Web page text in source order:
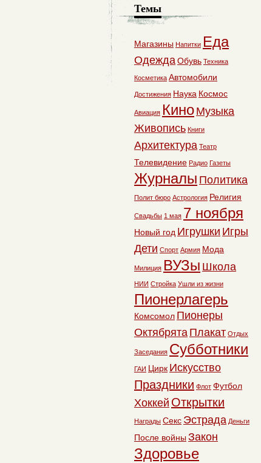
Темы
Магазины Напитки Еда
ОдеждаОбувь Техника
Косметика Автомобили
Достижения Наука Космос
Авиация Кино Музыка
Живопись Книги
Архитектура Театр
Телевидение Радио Газеты
Журналы Политика
Полит бюро Астрология Религия
Свадьбы 1 мая 7 ноября
Новый год Игрушки Игры
Дети Спорт Армия Мода
Милиция ВУЗы Школа
НИИ Стройка Ушли из жизни
Пионерлагерь
Комсомол Пионеры
Октябрята Плакат Отдых
Заседания Субботники
ГАИ Цирк Искусство
Праздники Флот Футбол
Хоккей Открытки
Награды Секс Эстрада Деньги
После войны Закон
Здоровье